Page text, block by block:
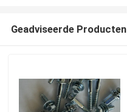
Geadviseerde Producten